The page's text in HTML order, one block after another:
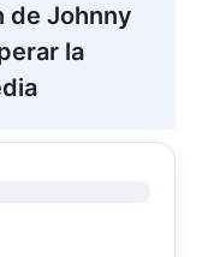
de Johnny
la